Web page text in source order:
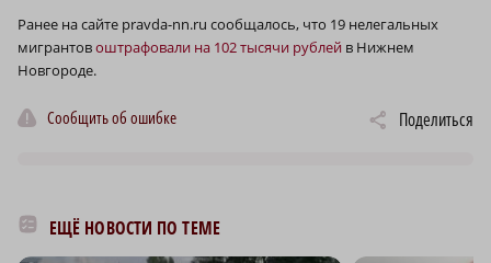
Ранее на сайте pravda-nn.ru сообщалось, что 19 нелегальных
мигрантовоштрафовали на 102 тысячи рублей в Нижнем
Новгороде.
Сообщить об ошибке Поделиться
ЕЩЁ НОВОСТИ ПО ТЕМЕ